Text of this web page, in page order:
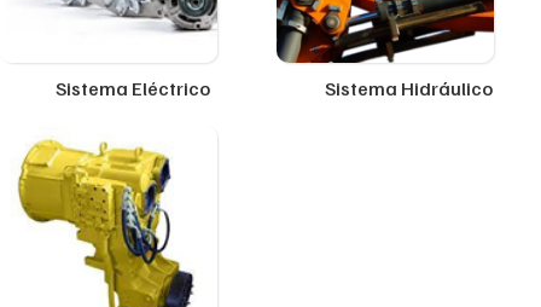
Sistema Eléctrico Sistema Hidráulico